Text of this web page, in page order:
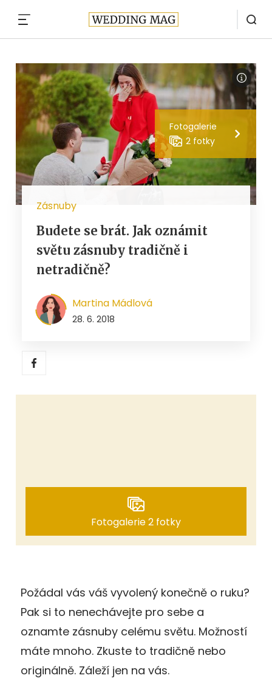
Fotogalerie
2 fotky
Zásnuby
Budete se brát. Jak oznámit
světu zásnuby tradičně i
netradičně?
Martina Mádlová
28. 6. 2018
Fotogalerie 2 fotky
Požádal vás váš vyvolený konečně o ruku?
Pak si to nenechávejte pro sebe a
oznamte zásnuby celému světu. Možností
máte mnoho. Zkuste to tradičně nebo
originálně. Záleží jen na vás.